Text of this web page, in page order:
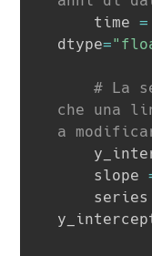
    time
=
dtype=
# La
che una
a
    slope